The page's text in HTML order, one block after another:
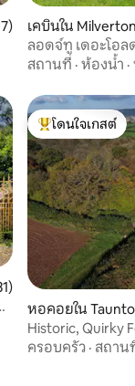
เฉลี่ย 5 จาก 5, 97 รีวิว
เคบินใน Milverton
ลอดจ์ทู เดอะโอล
สถานที่ · ห้องน้ำ ·
ย 4.87 จาก 5, 31 รีวิว
โดนใจเกสต์ที่สุด
โดนใจเกสต์
หอคอยใน
Historic, Quirky
ครอบครัว · สถาน